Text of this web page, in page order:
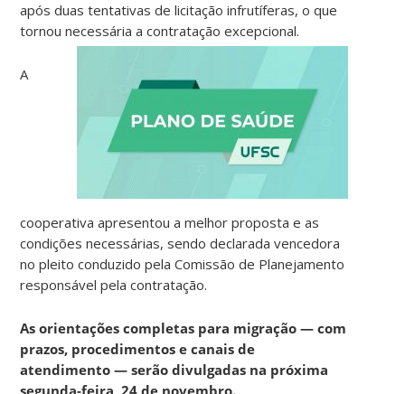
após duas tentativas de licitação infrutíferas, o que
tornou necessária a contratação excepcional.
A
cooperativa apresentou a melhor proposta e as
condições necessárias, sendo declarada vencedora
no pleito conduzido pela Comissão de Planejamento
responsável pela contratação.
As orientações completas para migração — com
prazos, procedimentos e canais de
atendimento — serão divulgadas na próxima